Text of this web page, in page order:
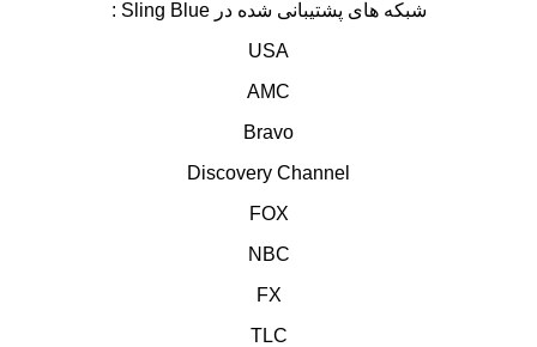
شبکه های پشتیبانی شده در Sling Blue :
USA
AMC
Bravo
Discovery Channel
FOX
NBC
FX
TLC